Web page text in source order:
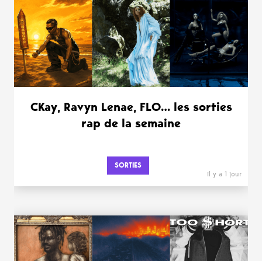
CKay, Ravyn Lenae, FLO… les sorties
rap de la semaine
SORTIES
il y a 1 jour